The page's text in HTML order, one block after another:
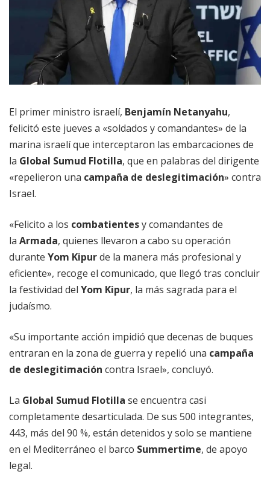
El primer ministro israelí, Benjamín Netanyahu,
felicitó este jueves a «soldados y comandantes» de la
marina israelí que interceptaron las embarcaciones de
la Global Sumud Flotilla, que en palabras del dirigente
«repelieron una campaña de deslegitimación» contra
Israel.
«Felicito a los combatientesy comandantes de
la Armada, quienes llevaron a cabo su operación
durante Yom Kipurde la manera más profesional y
eficiente», recoge el comunicado, que llegó tras concluir
la festividad del Yom Kipur, la más sagrada para el
judaísmo.
«Su importante acción impidió que decenas de buques
entraran en la zona de guerra y repelió una campaña
de deslegitimación contra Israel», concluyó.
La Global Sumud Flotilla se encuentra casi
completamente desarticulada. De sus 500 integrantes,
443, más del 90 %, están detenidos y solo se mantiene
en el Mediterráneo el barco Summertime, de apoyo
legal.